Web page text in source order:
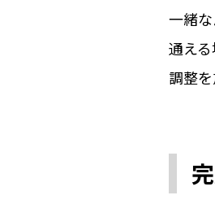
一緒
通え
調整